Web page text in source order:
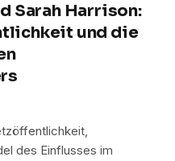
Sarah Harrison:
und die
des Einflusses im